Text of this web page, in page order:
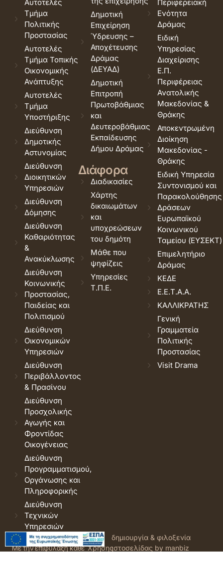
Αυτοτελές
Τμήμα
Πολιτικής
Προστασίας
Αυτοτελές
Τμήμα Τοπικής
Οικονομικής
Ανάπτυξης
Αυτοτελές
Τμήμα
Υποστήριξης
Διεύθυνση
Δημοτικής
Αστυνομίας
Διεύθυνση
Διοικητικών
Υπηρεσιών
Διεύθυνση
Δόμησης
Διεύθυνση
Καθαριότητας
&
Ανακύκλωσης
Διεύθυνση
Κοινωνικής
Προστασίας,
Παιδείας και
Πολιτισμού
Διεύθυνση
Οικονομικών
Υπηρεσιών
Διεύθυνση
Περιβάλλοντος
& Πρασίνου
Διεύθυνση
Προσχολικής
Αγωγής και
Φροντίδας
Οικογένειας
Διεύθυνση
Προγραμματισμού,
Οργάνωσης και
Πληροφορικής
Διεύθυνση
Τεχνικών
Υπηρεσιών
Δημοτική
Επιχείρηση
Ύδρευσης –
Αποχέτευσης
Δράμας
(ΔΕΥΑΔ)
Δημοτική
Επιτροπή
Πρωτοβάθμιας
και
Δευτεροβάθμιας
Εκπαίδευσης
Δήμου Δράμας
Διάφορα
Διαδικασίες
Χάρτης
δικαιωμάτων
και
υποχρεώσεων
του δημότη
Μάθε που
ψηφίζεις
Υπηρεσίες
Τ.Π.Ε.
Περιφερειακή
Ενότητα
Δράμας
Ειδική
Υπηρεσίας
Διαχείρισης
Ε.Π.
Περιφέρειας
Ανατολικής
Μακεδονίας &
Θράκης
Αποκεντρωμένη
Διοίκηση
Μακεδονίας -
Θράκης
Ειδική Υπηρεσία
Συντονισμού και
Παρακολούθησης
Δράσεων
Ευρωπαϊκού
Κοινωνικού
Ταμείου (ΕΥΣΕΚΤ)
Επιμελητήριο
Δράμας
ΚΕΔΕ
Ε.Ε.Τ.Α.Α.
ΚΑΛΛΙΚΡΑΤΗΣ
Γενική
Γραμματεία
Πολιτικής
Προστασίας
Visit Drama
© 2026 Δήμος Δράμας.
Με την επιφύλαξη κάθε
Όροι
Χρήσης
δημιουργία & φιλοξενία
ιστοσελίδας by manbiz